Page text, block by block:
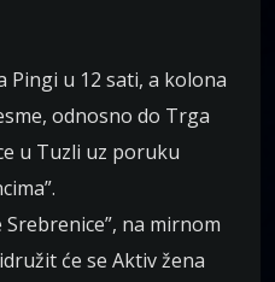
u 12 sati, a kolona
odnosno do Trga
u Tuzli uz poruku
na mirnom
će se Aktiv žena